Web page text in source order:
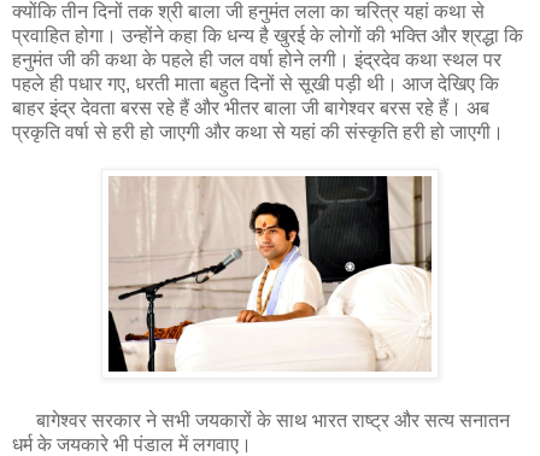
क्योंकि तीन दिनों तक श्री बाला जी हनुमंत लला का चरित्र यहां कथा से
प्रवाहित होगा। उन्होंने कहा कि धन्य है खुरई के लोगों की भक्ति और श्रद्धा कि
हनुमंत जी की कथा के पहले ही जल वर्षा होने लगी। इंद्रदेव कथा स्थल पर
पहले ही पधार गए, धरती माता बहुत दिनों से सूखी पड़ी थी। आज देखिए कि
बाहर इंद्र देवता बरस रहे हैं और भीतर बाला जी बागेश्वर बरस रहे हैं। अब
प्रकृति वर्षा से हरी हो जाएगी और कथा से यहां की संस्कृति हरी हो जाएगी।
बागेश्वर सरकार ने सभी जयकारों के साथ भारत राष्ट्र और सत्य सनातन
धर्म के जयकारे भी पंडाल में लगवाए।